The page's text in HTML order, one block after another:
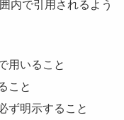
内で引用されるよう
用いること
こと
ず明示すること